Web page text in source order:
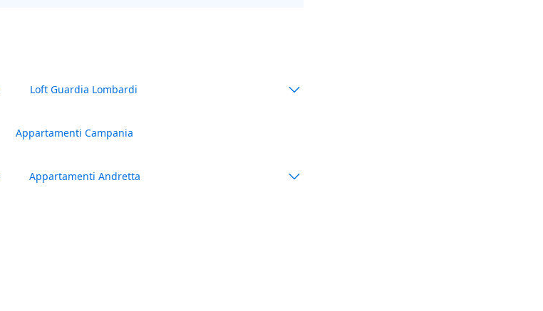
Loft Guardia Lombardi
Appartamenti Campania
Appartamenti Andretta